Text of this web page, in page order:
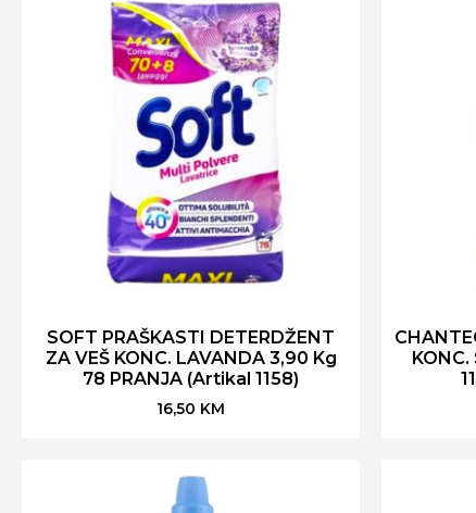
SOFT PRAŠKASTI DETERDŽENT
ZA VEŠ KONC. LAVANDA 3,90 Kg
78 PRANJA (Artikal 1158)
16,50 KM
KONC.